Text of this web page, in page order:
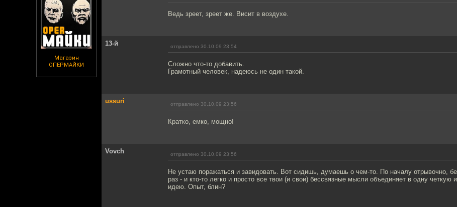
Магазин
ОПЕРМАЙКИ
Ведь зреет, зреет же. Висит в воздухе.
13-й отправлено 30.10.09 23:54
Сложно что-то добавить.
Грамотный человек, надеюсь не один такой.
ussuri отправлено 30.10.09 23:56
Кратко, емко, мощно!
Vovch отправлено 30.10.09 23:56
Не устаю поражаться и завидовать. Вот сидишь, думаешь о чем-то. По началу отрывочно,
раз - и кто-то легко и просто все твои (и свои) бессвязные мысли объединяет в одну
идею. Опыт, блин?